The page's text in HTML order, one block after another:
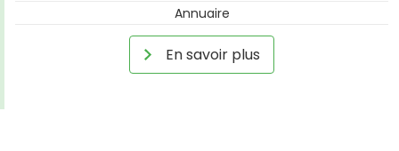
Annuaire
En savoir plus